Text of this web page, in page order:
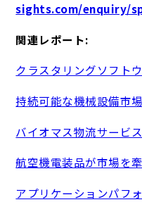
sights.com/enquiry/
関連レポート:
クラスタリングソフト
持続可能な機械設備市場
バイオマス物流サービ
航空機電装品が市場を
アプリケーションパフ